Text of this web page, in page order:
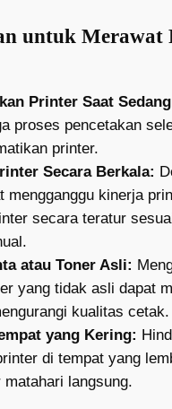
untuk Merawat
Printer Saat
proses pencetakan
printer.
Secara Berkala:
mengganggu kinerja
secara teratur
atau Toner Asli:
yang tidak asli dapat
kualitas cetak.
yang Kering:
di tempat yang
langsung.